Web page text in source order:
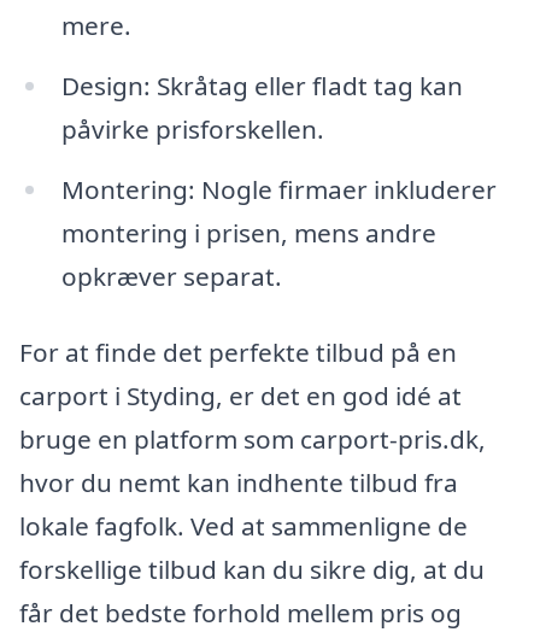
mere.
Design: Skråtag eller fladt tag kan
påvirke prisforskellen.
Montering: Nogle firmaer inkluderer
montering i prisen, mens andre
opkræver separat.
For at finde det perfekte tilbud på en
carport i Styding, er det en god idé at
bruge en platform som carport-pris.dk,
hvor du nemt kan indhente tilbud fra
lokale fagfolk. Ved at sammenligne de
forskellige tilbud kan du sikre dig, at du
får det bedste forhold mellem pris og